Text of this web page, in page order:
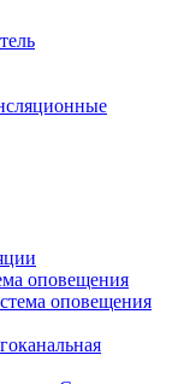
оповещения
оповещения